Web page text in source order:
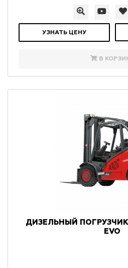
УЗНАТЬ ЦЕНУ
В
ДИЗЕЛЬНЫЙ ПОГРУЗЧИК
EVO